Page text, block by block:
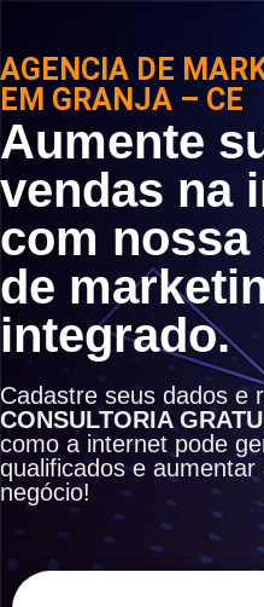
AGENCIA DE
EM GRANJA – CE
Aumente
vendas na
com
de
integrado.
Cadastre seus dados e
CONSULTORIA
como a internet pode
qualificados e
negócio!